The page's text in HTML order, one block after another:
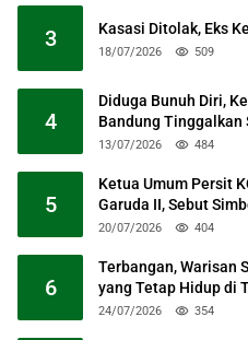
3 Kasasi Ditolak, Eks
18/07/2026 509
4
Diduga Bunuh Diri,
Bandung Tinggalkan
13/07/2026 484
5
Ketua Umum Persit
Garuda II, Sebut
20/07/2026 404
6
Terbangan, Warisan
yang Tetap Hidup di
24/07/2026 354